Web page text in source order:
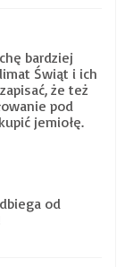
bardziej
Świąt i ich
że też
pod
jemiołę.
od